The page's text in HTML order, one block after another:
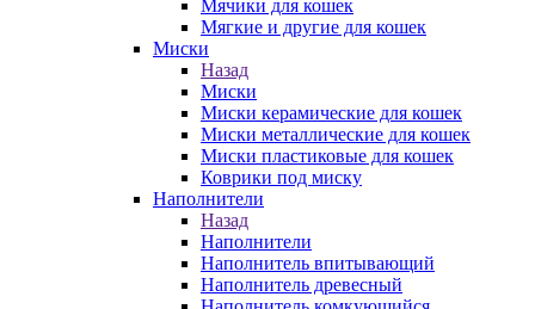
Мячики для кошек
Мягкие и другие для кошек
Миски
Назад
Миски
Миски керамические для кошек
Миски металлические для кошек
Миски пластиковые для кошек
Коврики под миску
Наполнители
Назад
Наполнители
Наполнитель впитывающий
Наполнитель древесный